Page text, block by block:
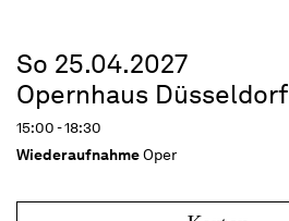
So 25.04.2027
Opernhaus Düsseldorf
15:00 - 18:30
WiederaufnahmeOper